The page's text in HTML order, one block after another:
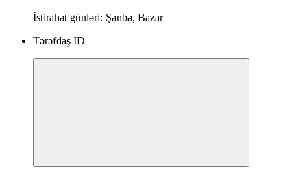
İstirahət günləri: Şənbə, Bazar
Tərəfdaş ID